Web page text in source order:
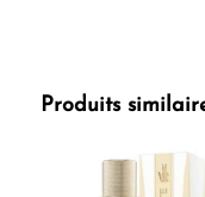
Produits